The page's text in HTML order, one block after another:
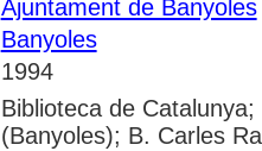
Ajuntament de Banyoles
Banyoles
1994
Biblioteca de
(Banyoles); B. Carles